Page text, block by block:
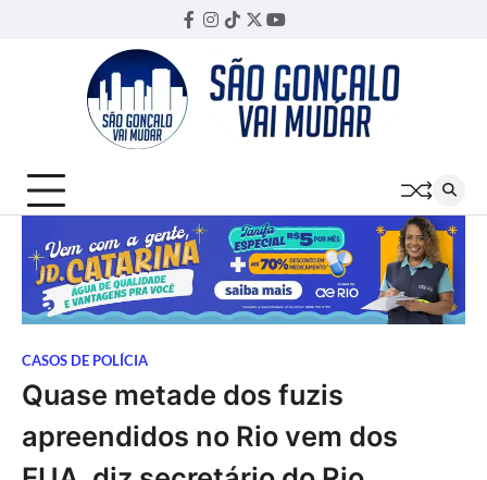
Facebook
Instagram
TikTok
TwitterYouTube
CASOS DE POLÍCIA
Quase metade dos fuzis
apreendidos no Rio vem dos